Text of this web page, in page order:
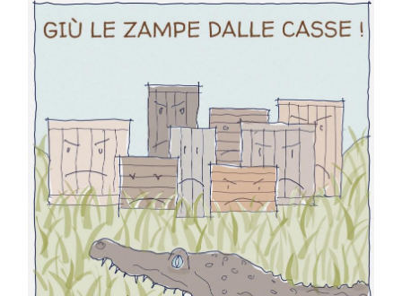
PROFESSIONE
LE FOTO DEL FIL ROUGE
IN QUESTO NUMERO
SCENARIO ECONOMICO
SPAZIO APERTO
GOVERNANCE
FONDAZIONE
ASSOCIAZIONI